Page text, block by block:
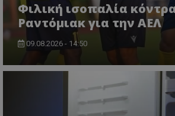
Φιλική ισοπαλία
Ραντόμιακ για την ΑΕΛ
09.08.2026 - 14:50